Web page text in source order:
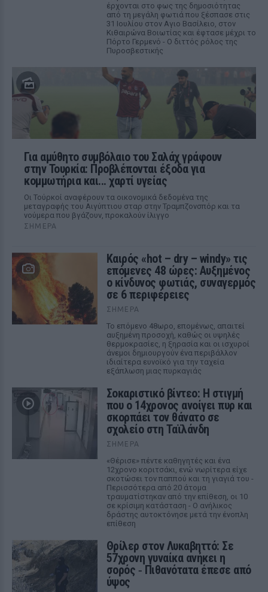
έρχονται στο φως της δημοσιότητας
από τη μεγάλη φωτιά που ξέσπασε στις
31 Ιουλίου στον Αγιο Βασίλειο, στον
Κιθαιρώνα Βοιωτίας και έφτασε μέχρι το
Πόρτο Γερμενό - Ο διττός ρόλος της
Πυροσβεστικής
Για αμύθητο συμβόλαιο του Σαλάχ γράφουν
στην Τουρκία: Προβλέπονται έξοδα για
κομμωτήρια και... χαρτί υγείας
Οι Τούρκοί αναφέρουν τα οικονομικά δεδομένα της
μεταγραφής του Αιγύπτιου σταρ στην Τραμπζονσπόρ και τα
νούμερα που βγάζουν, προκαλούν ίλιγγο
ΣΉΜΕΡΑ
Καιρός «hot – dry – windy» τις
επόμενες 48 ώρες: Αυξημένος
ο κίνδυνος φωτιάς, συναγερμός
σε 6 περιφέρειες
ΣΉΜΕΡΑ
Το επόμενο 48ωρο, επομένως, απαιτεί
αυξημένη προσοχή, καθώς οι υψηλές
θερμοκρασίες, η ξηρασία και οι ισχυροί
άνεμοι δημιουργούν ένα περιβάλλον
ιδιαίτερα ευνοϊκό για την ταχεία
εξάπλωση μιας πυρκαγιάς
Σοκαριστικό βίντεο: Η στιγμή
που ο 14χρονος ανοίγει πυρ και
σκορπάει τον θάνατο σε
σχολείο στη Ταϊλάνδη
ΣΉΜΕΡΑ
«Θέρισε» πέντε καθηγητές και ένα
12χρονο κοριτσάκι, ενώ νωρίτερα είχε
σκοτώσει τον παππού και τη γιαγιά του -
Περισσότερα από 20 άτομα
τραυματίστηκαν από την επίθεση, οι 10
σε κρίσιμη κατάσταση - Ο ανήλικος
δράστης αυτοκτόνησε μετά την ένοπλη
επίθεση
Θρίλερ στον Λυκαβηττό: Σε
57χρονη γυναίκα ανήκει η
σορός ‑ Πιθανότατα έπεσε από
ύψος